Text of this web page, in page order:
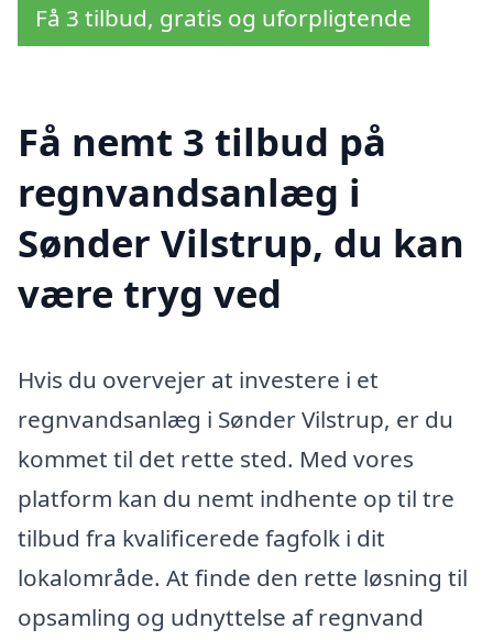
Få 3 tilbud, gratis og uforpligtende
Få nemt 3 tilbud på
regnvandsanlæg i
Sønder Vilstrup, du kan
være tryg ved
Hvis du overvejer at investere i et
regnvandsanlæg i Sønder Vilstrup, er du
kommet til det rette sted. Med vores
platform kan du nemt indhente op til tre
tilbud fra kvalificerede fagfolk i dit
lokalområde. At finde den rette løsning til
opsamling og udnyttelse af regnvand